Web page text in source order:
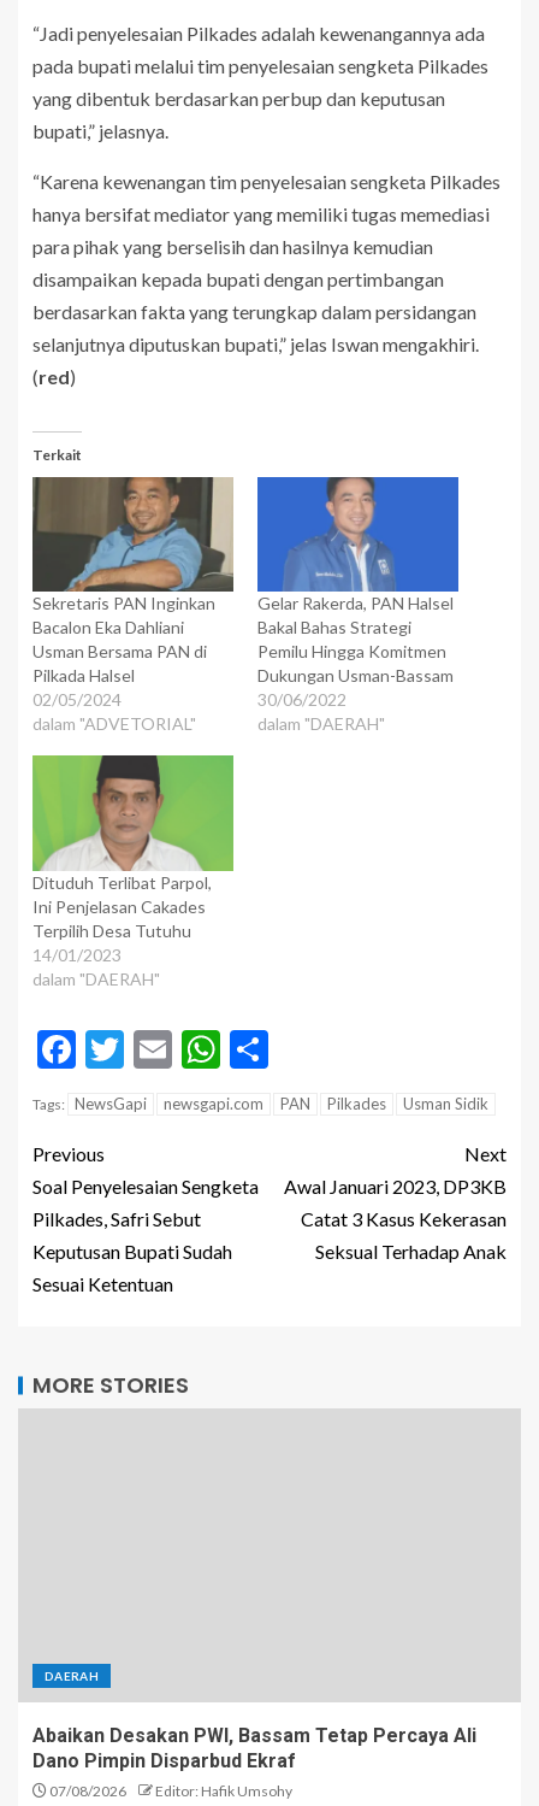
“Jadi penyelesaian Pilkades adalah kewenangannya ada
pada bupati melalui tim penyelesaian sengketa Pilkades
yang dibentuk berdasarkan perbup dan keputusan
bupati,” jelasnya.
“Karena kewenangan tim penyelesaian sengketa Pilkades
hanya bersifat mediator yang memiliki tugas memediasi
para pihak yang berselisih dan hasilnya kemudian
disampaikan kepada bupati dengan pertimbangan
berdasarkan fakta yang terungkap dalam persidangan
selanjutnya diputuskan bupati,” jelas Iswan mengakhiri.
(red)
Terkait
Sekretaris PAN Inginkan
Bacalon Eka Dahliani
Usman Bersama PAN di
Pilkada Halsel
02/05/2024
dalam "ADVETORIAL"
Gelar Rakerda, PAN Halsel
Bakal Bahas Strategi
Pemilu Hingga Komitmen
Dukungan Usman-Bassam
30/06/2022
dalam "DAERAH"
Dituduh Terlibat Parpol,
Ini Penjelasan Cakades
Terpilih Desa Tutuhu
14/01/2023
dalam "DAERAH"
Facebook
Twitter
EmailWhatsApp
Tags: NewsGapi newsgapi.com PAN Pilkades Usman Sidik
Previous
Soal Penyelesaian Sengketa
Pilkades, Safri Sebut
Keputusan Bupati Sudah
Sesuai Ketentuan
Next
Awal Januari 2023, DP3KB
Catat 3 Kasus Kekerasan
Seksual Terhadap Anak
MORE STORIES
DAERAH
Abaikan Desakan PWI, Bassam Tetap Percaya Ali
Dano Pimpin Disparbud Ekraf
07/08/2026 Editor: Hafik Umsohy